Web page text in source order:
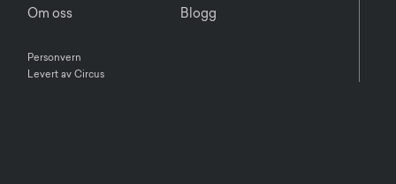
Om oss
Blogg
Personvern
Levert av Circus